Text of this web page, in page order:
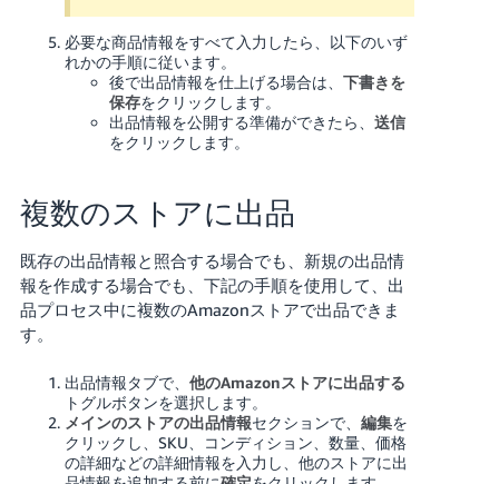
必要な商品情報をすべて入力したら、以下のいず
れかの手順に従います。
後で出品情報を仕上げる場合は、 下書きを
保存をクリックします。
出品情報を公開する準備ができたら、 送信
をクリックします。
複数のストアに出品
既存の出品情報と照合する場合でも、新規の出品情
報を作成する場合でも、下記の手順を使用して、出
品プロセス中に複数のAmazonストアで出品できま
す。
出品情報タブで、 他のAmazonストアに出品する
トグルボタンを選択します。
メインのストアの出品情報セクションで、 編集を
クリックし、SKU、コンディション、数量、価格
の詳細などの詳細情報を入力し、他のストアに出